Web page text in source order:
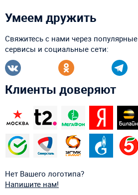
Умеем дружить
Свяжитесь с нами через популярные
сервисы и социальные сети:
Клиенты доверяют
Нет Вашего логотипа?
Напишите нам!